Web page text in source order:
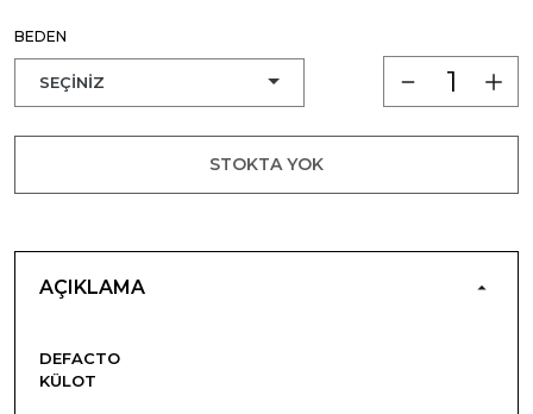
BEDEN
STOKTA YOK
AÇIKLAMA
DEFACTO
KÜLOT